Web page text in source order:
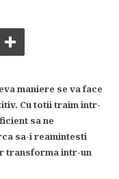
maniere se va face
Cu totii traim intr-
sa ne
sa-i reamintesti
transforma intr-un